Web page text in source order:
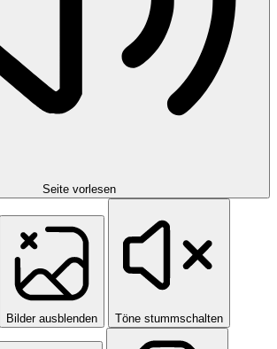
Seite vorlesen
Bilder ausblenden Töne stummschalten